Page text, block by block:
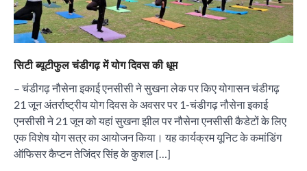
सिटी ब्यूटीफुल चंडीगढ़ में योग दिवस की धूम
– चंडीगढ़ नौसेना इकाई एनसीसी ने सुखना लेक पर किए योगासन चंडीगढ़
21 जून अंतर्राष्ट्रीय योग दिवस के अवसर पर 1-चंडीगढ़ नौसेना इकाई
एनसीसी ने 21 जून को यहां सुखना झील पर नौसेना एनसीसी कैडेटों के लिए
एक विशेष योग सत्र का आयोजन किया। यह कार्यक्रम यूनिट के कमांडिंग
ऑफिसर कैप्टन तेजिंदर सिंह के कुशल […]